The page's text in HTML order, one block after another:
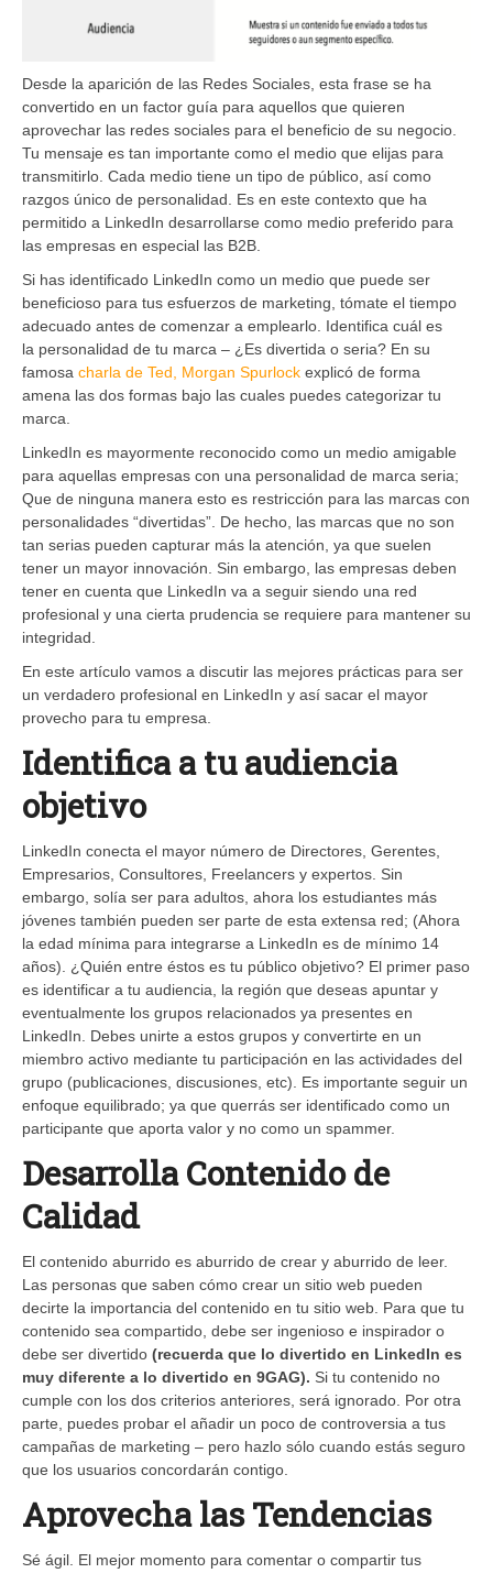
Desde la aparición de las Redes Sociales, esta frase se ha
convertido en un factor guía para aquellos que quieren
aprovechar las redes sociales para el beneficio de su negocio.
Tu mensaje es tan importante como el medio que elijas para
transmitirlo. Cada medio tiene un tipo de público, así como
razgos único de personalidad. Es en este contexto que ha
permitido a LinkedIn desarrollarse como medio preferido para
las empresas en especial las B2B.
Si has identificado LinkedIn como un medio que puede ser
beneficioso para tus esfuerzos de marketing, tómate el tiempo
adecuado antes de comenzar a emplearlo. Identifica cuál es
la personalidad de tu marca – ¿Es divertida o seria? En su
famosa charla de Ted, Morgan Spurlock explicó de forma
amena las dos formas bajo las cuales puedes categorizar tu
marca.
LinkedIn es mayormente reconocido como un medio amigable
para aquellas empresas con una personalidad de marca seria;
Que de ninguna manera esto es restricción para las marcas con
personalidades “divertidas”. De hecho, las marcas que no son
tan serias pueden capturar más la atención, ya que suelen
tener un mayor innovación. Sin embargo, las empresas deben
tener en cuenta que LinkedIn va a seguir siendo una red
profesional y una cierta prudencia se requiere para mantener su
integridad.
En este artículo vamos a discutir las mejores prácticas para ser
un verdadero profesional en LinkedIn y así sacar el mayor
provecho para tu empresa.
Identifica a tu audiencia
objetivo
LinkedIn conecta el mayor número de Directores, Gerentes,
Empresarios, Consultores, Freelancers y expertos. Sin
embargo, solía ser para adultos, ahora los estudiantes más
jóvenes también pueden ser parte de esta extensa red; (Ahora
la edad mínima para integrarse a LinkedIn es de mínimo 14
años). ¿Quién entre éstos es tu público objetivo? El primer paso
es identificar a tu audiencia, la región que deseas apuntar y
eventualmente los grupos relacionados ya presentes en
LinkedIn. Debes unirte a estos grupos y convertirte en un
miembro activo mediante tu participación en las actividades del
grupo (publicaciones, discusiones, etc). Es importante seguir un
enfoque equilibrado; ya que querrás ser identificado como un
participante que aporta valor y no como un spammer.
Desarrolla Contenido de
Calidad
El contenido aburrido es aburrido de crear y aburrido de leer.
Las personas que saben cómo crear un sitio web pueden
decirte la importancia del contenido en tu sitio web. Para que tu
contenido sea compartido, debe ser ingenioso e inspirador o
debe ser divertido (recuerda que lo divertido en LinkedIn es
muy diferente a lo divertido en 9GAG). Si tu contenido no
cumple con los dos criterios anteriores, será ignorado. Por otra
parte, puedes probar el añadir un poco de controversia a tus
campañas de marketing – pero hazlo sólo cuando estás seguro
que los usuarios concordarán contigo.
Aprovecha las Tendencias
Sé ágil. El mejor momento para comentar o compartir tus